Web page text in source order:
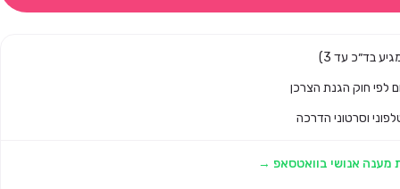
וסרטוני הדרכה
אנושי בוואטסאפ →